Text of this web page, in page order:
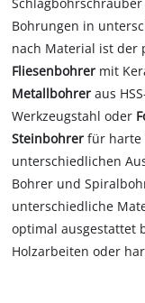
Bohrungen in
nach Material ist der
Fliesenbohrer mit
Metallbohrer aus
Werkzeugstahl oder
Steinbohrer für harte
unterschiedlichen
Bohrer und
unterschiedliche
optimal ausgestattet
Holzarbeiten oder